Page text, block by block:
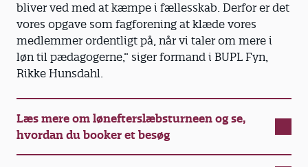
bliver ved med at kæmpe i fællesskab. Derfor er det
vores opgave som fagforening at klæde vores
medlemmer ordentligt på, når vi taler om mere i
løn til pædagogerne,” siger formand i BUPL Fyn,
Rikke Hunsdahl.
Læs mere om lønefterslæbsturneen og se,
hvordan du booker et besøg